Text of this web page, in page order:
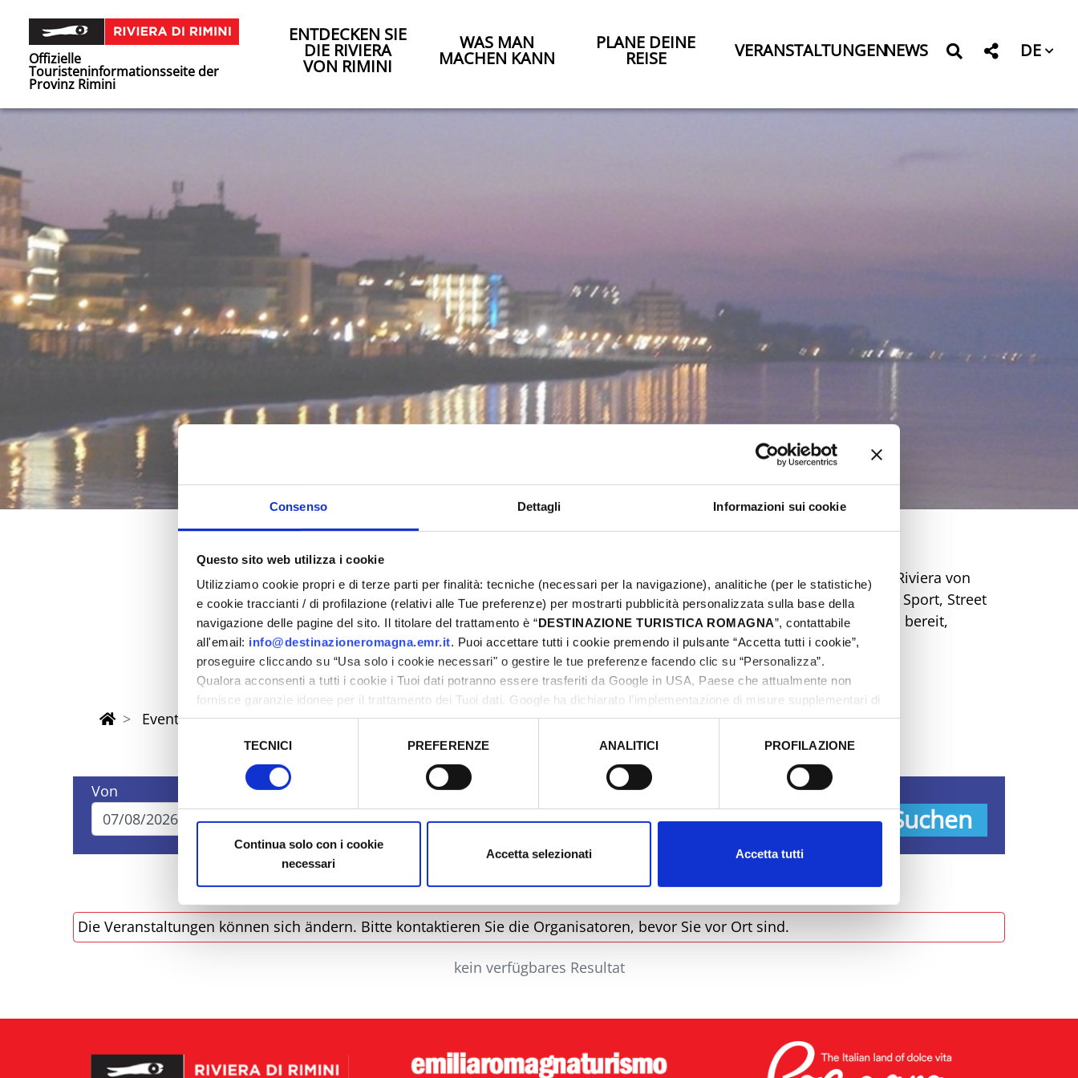
Consenso Dettagli Informazioni sui cookie
Questo sito web utilizza i cookie
Utilizziamo cookie propri e di terze parti per finalità: tecniche (necessari per la navigazione), analitiche (per le statistiche)
e cookie traccianti / di profilazione (relativi alle Tue preferenze) per mostrarti pubblicità personalizzata sulla base della
navigazione delle pagine del sito. Il titolare del trattamento è “DESTINAZIONE TURISTICA ROMAGNA”, contattabile
all'email: info@destinazioneromagna.emr.it. Puoi accettare tutti i cookie premendo il pulsante “Accetta tutti i cookie”,
proseguire cliccando su “Usa solo i cookie necessari" o gestire le tue preferenze facendo clic su “Personalizza”.
Qualora acconsenti a tutti i cookie i Tuoi dati potranno essere trasferiti da Google in USA, Paese che attualmente non
fornisce garanzie idonee per il trattamento dei Tuoi dati. Google ha dichiarato l’implementazione di misure supplementari di
sicurezza a Tutela dei navigatori, che abbiamo valutato essere sufficienti.
Selezione
TECNICI PREFERENZE ANALITICI PROFILAZIONE
Continua solo con i cookie
necessari
Accetta selezionati Accetta tutti
Offizielle
Touristeninformationsseite der
Provinz Rimini
ENTDECKEN SIE
DIE RIVIERA
VON RIMINI
WAS MAN
MACHEN KANN
PLANE DEINE
REISE VERANSTALTUNGENNEWS DE
Ostern 2026
in der Provinz Rimini
Verpassen Sie nicht die Gelegenheit, ein unvergessliches Osterfest an der Riviera von
Rimini zu erleben! Es erwartet Sie ein Wochenende voller Veranstaltungen, Sport, Street
Food, Musik und Märkte. Entdecken Sie alle Angebote und machen Sie sich bereit,
einzigartige Emotionen zu erleben. Buchen Sie jetzt Ihr Traum-Ostern!
Eventi di Pasqua Riviera Rimini
Von Bis Stadt
Suchen
Die Veranstaltungen können sich ändern. Bitte kontaktieren Sie die Organisatoren, bevor Sie vor Ort sind.
kein verfügbares Resultat